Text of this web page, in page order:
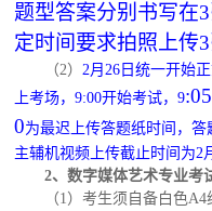
题型答案分别书写在
定时间要求拍照上传3
（2）2月26日统一开始
上考场，9:00开始考试，9:05
0为最迟上传答题纸时间，答
主辅机视频上传截止时间为2
2、数字媒体艺术专业考
（1）考生须自备白色